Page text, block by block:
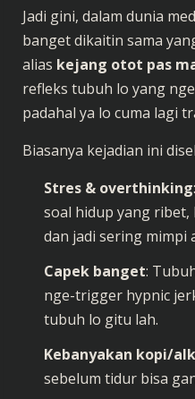
Jadi gini, dalam dunia
banget dikaitin sama
alias kejang otot pas
refleks tubuh lo yang
padahal ya lo cuma lagi
Biasanya kejadian ini
Stres & overthinking
soal hidup yang
dan jadi sering mimpi
Capek banget:
nge-trigger hypnic
tubuh lo gitu lah.
Kebanyakan kopi/
sebelum tidur bisa